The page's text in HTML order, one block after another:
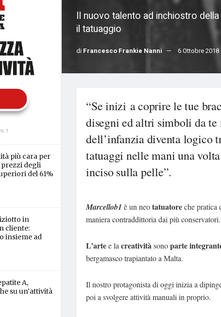
più cara per
prezzi degli
del 61%
in
cliente:
insieme ad
A,
su un’attività
Il nuovo talento ad inchiostro
il tatuaggio
di Francesco Frankie Nanni 6 Ottobre 2018
“Se inizi a coprire le tue
disegni ed altri simboli da
dell’infanzia diventa logico
tatuaggi nelle mani una
inciso sulla pelle”.
Marcellob1 è un neotatuatoreche pratica
maniera contraddittoria dai più
L’artee la creativitàsonoparte
bergamasco trapiantato a Malta.
Il nostro protagonista di oggi inizia a
poi a svolgere attività manuali in proprio.